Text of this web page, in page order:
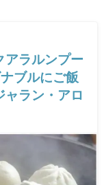
アラルンプー
ブルにご飯
ラン・アロ